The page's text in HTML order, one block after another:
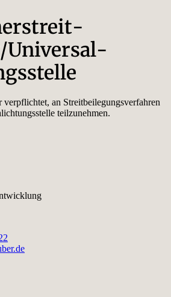
Universal­
an Streitbeilegungsverfahren
teilzunehmen.